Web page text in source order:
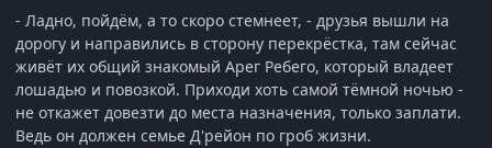
- Ладно, пойдём, а то скоро стемнеет, - друзья вышли на
дорогу и направились в сторону перекрёстка, там сейчас
живёт их общий знакомый Арег Ребего, который владеет
лошадью и повозкой. Приходи хоть самой тёмной ночью -
не откажет довезти до места назначения, только заплати.
Ведь он должен семье Д'рейон по гроб жизни.